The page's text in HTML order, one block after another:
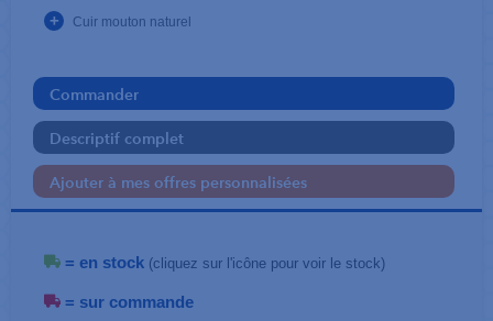
+ Cuir mouton naturel
Commander
Descriptif complet
Ajouter à mes offres personnalisées
= en stock (cliquez sur l'icône pour voir le stock)
= sur commande